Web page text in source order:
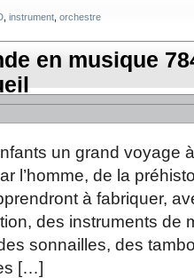
instrument orchestre
en musique
un grand voyage
l’homme, de la
à fabriquer,
des instruments de
sonnailles, des
[…]